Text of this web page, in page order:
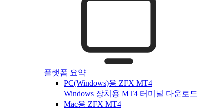
플랫폼 요약
PC(Windows)용 ZFX MT4
Windows 장치용 MT4 터미널 다운로드
Mac용 ZFX MT4